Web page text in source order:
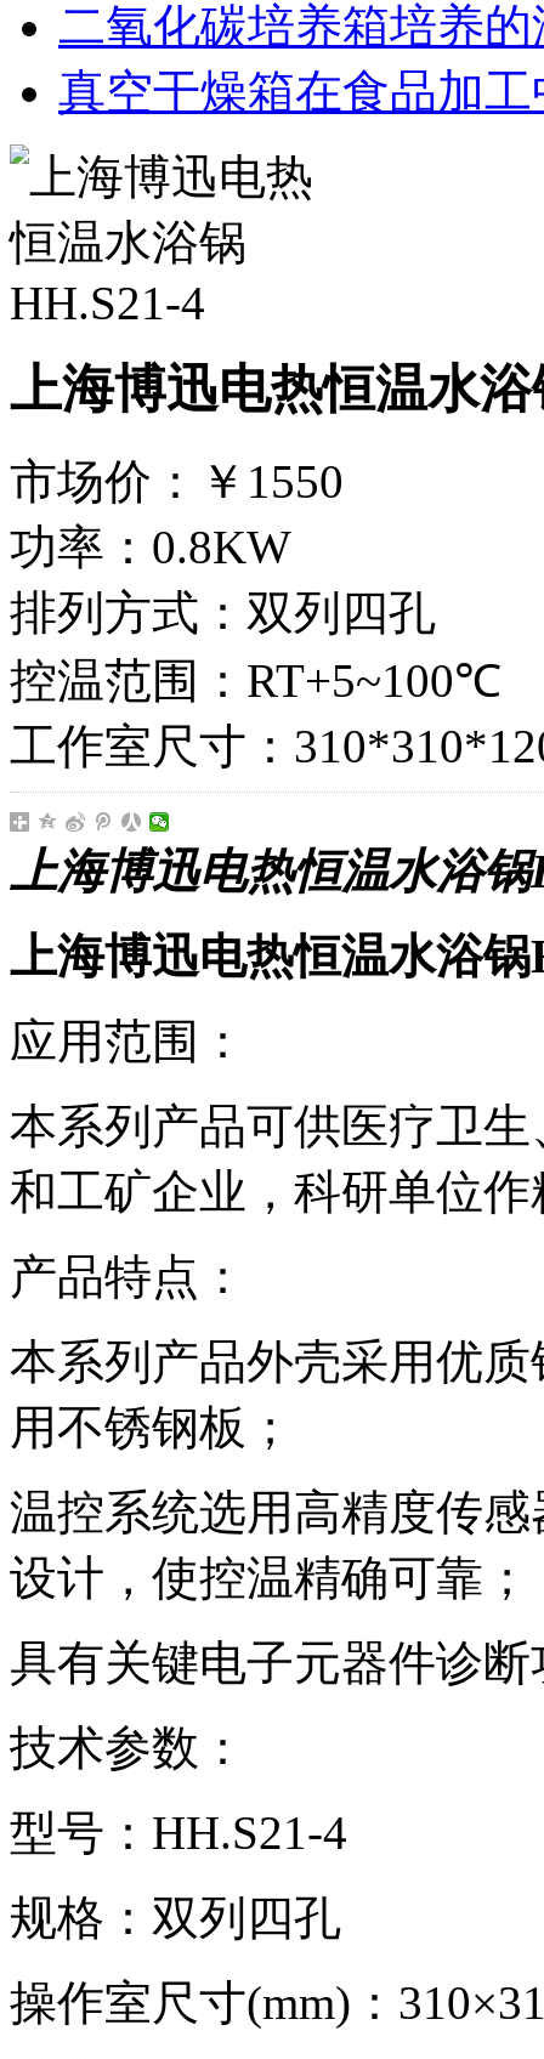
二氧化碳培养箱培养
真空干燥箱在食品加
上海博迅电热恒温水浴
市场价：
￥1550
功率：0.8KW
排列方式：双列四孔
控温范围：RT+5~100℃
工作室尺寸：
上海博迅电热恒温水浴
上海博迅电热恒温水浴锅
应用范围：
本系列产品可供医疗卫
和工矿企业，科研单位
产品特点：
本系列产品外壳采用优
用不锈钢板；
温控系统选用高精度传
设计，使控温精确可靠；
具有关键电子元器件诊断
技术参数：
型号：HH.S21-4
规格：双列四孔
操作室尺寸(mm)：